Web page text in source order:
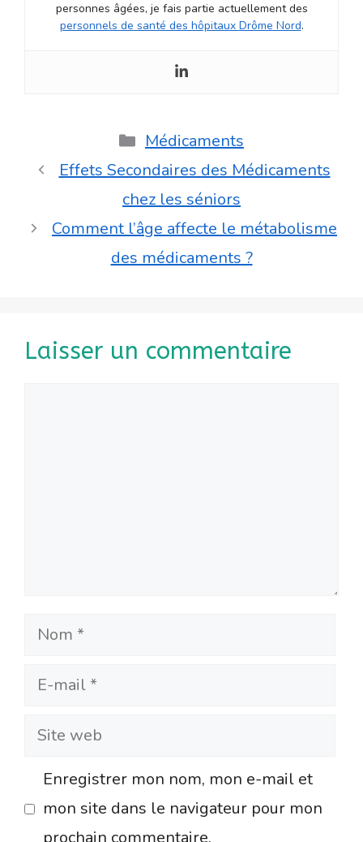
personnes âgées, je fais partie actuellement des
personnels de santé des hôpitaux Drôme Nord.
Catégories
Médicaments
Effets Secondaires des Médicaments
chez les séniors
Comment l’âge affecte le métabolisme
des médicaments ?
Laisser un commentaire
Nom
E-
Site
Enregistrer mon nom, mon e-mail et
mon site dans le navigateur pour mon
prochain commentaire.